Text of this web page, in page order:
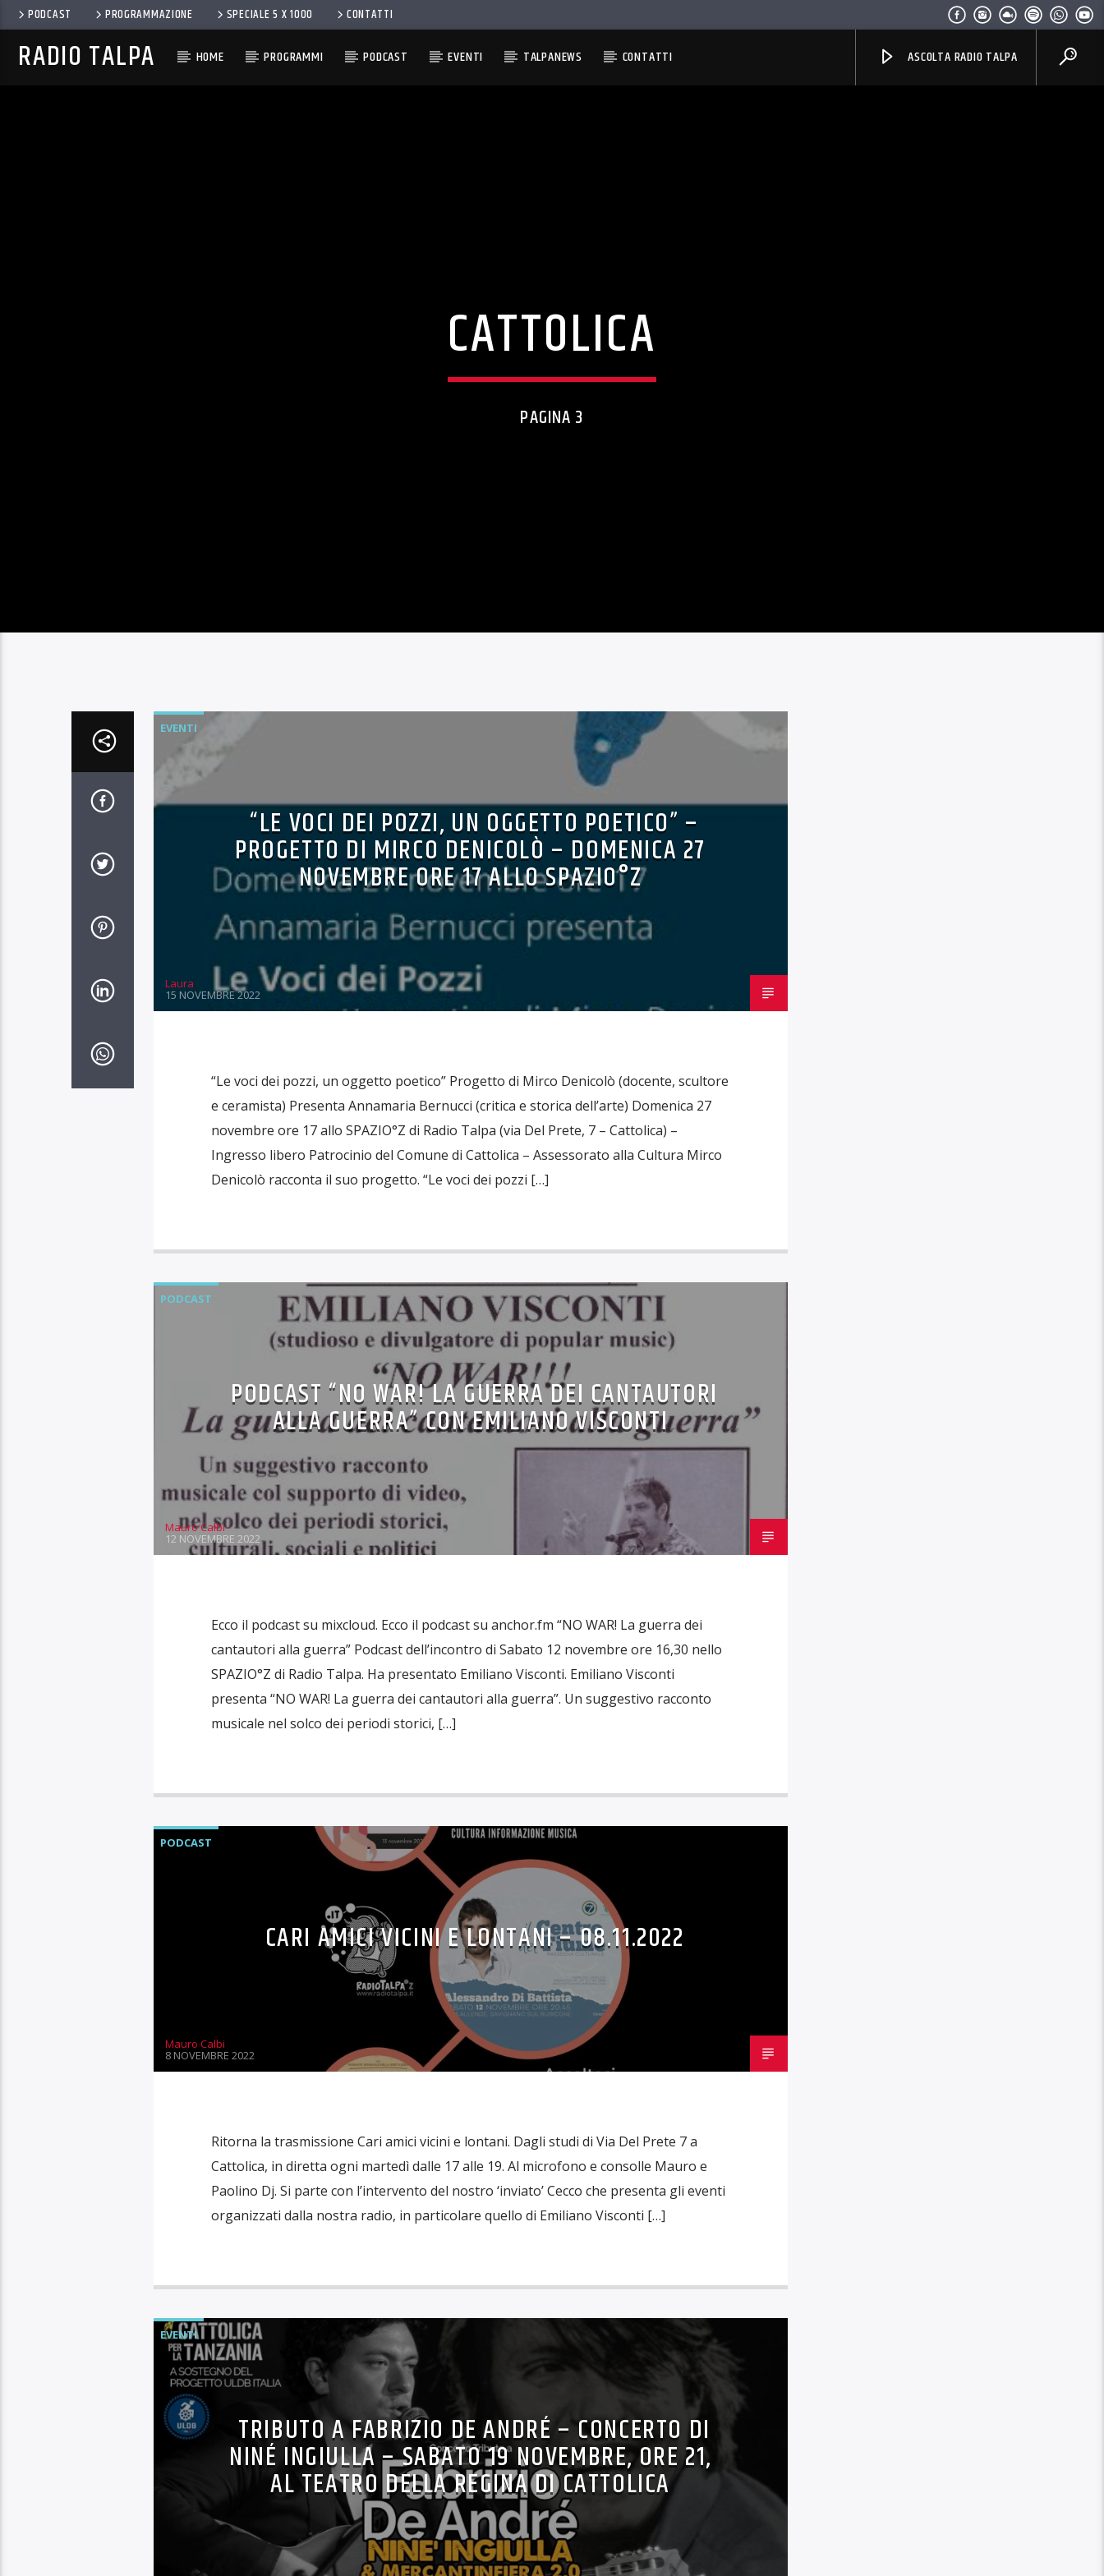
PODCAST PROGRAMMAZIONE SPECIALE 5 X 1000 CONTATTI
RADIO TALPA HOME PROGRAMMI PODCAST EVENTI TALPANEWS CONTATTI ASCOLTA RADIO TALPA
CATTOLICA
PAGINA 3
EVENTI
“LE VOCI DEI POZZI, UN OGGETTO POETICO” –
PROGETTO DI MIRCO DENICOLÒ – DOMENICA 27
NOVEMBRE ORE 17 ALLO SPAZIO°Z
Laura
15 NOVEMBRE 2022
“Le voci dei pozzi, un oggetto poetico” Progetto di Mirco Denicolò (docente, scultore
e ceramista) Presenta Annamaria Bernucci (critica e storica dell’arte) Domenica 27
novembre ore 17 allo SPAZIO°Z di Radio Talpa (via Del Prete, 7 – Cattolica) –
Ingresso libero Patrocinio del Comune di Cattolica – Assessorato alla Cultura Mirco
Denicolò racconta il suo progetto. “Le voci dei pozzi […]
PODCAST
PODCAST “NO WAR! LA GUERRA DEI CANTAUTORI
ALLA GUERRA” CON EMILIANO VISCONTI
Mauro Calbi
12 NOVEMBRE 2022
Ecco il podcast su mixcloud. Ecco il podcast su anchor.fm “NO WAR! La guerra dei
cantautori alla guerra” Podcast dell’incontro di Sabato 12 novembre ore 16,30 nello
SPAZIO°Z di Radio Talpa. Ha presentato Emiliano Visconti. Emiliano Visconti
presenta “NO WAR! La guerra dei cantautori alla guerra”. Un suggestivo racconto
musicale nel solco dei periodi storici, […]
PODCAST
CARI AMICI VICINI E LONTANI – 08.11.2022
Mauro Calbi
8 NOVEMBRE 2022
Ritorna la trasmissione Cari amici vicini e lontani. Dagli studi di Via Del Prete 7 a
Cattolica, in diretta ogni martedì dalle 17 alle 19. Al microfono e consolle Mauro e
Paolino Dj. Si parte con l’intervento del nostro ‘inviato’ Cecco che presenta gli eventi
organizzati dalla nostra radio, in particolare quello di Emiliano Visconti […]
EVENTI
TRIBUTO A FABRIZIO DE ANDRÉ – CONCERTO DI
NINÉ INGIULLA – SABATO 19 NOVEMBRE, ORE 21,
AL TEATRO DELLA REGINA DI CATTOLICA